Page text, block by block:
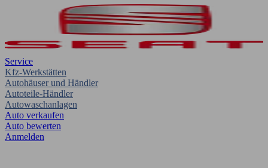
Service
Kfz-Werkstätten
Autohäuser und Händler
Autoteile-Händler
Autowaschanlagen
Auto verkaufen
Auto bewerten
Anmelden